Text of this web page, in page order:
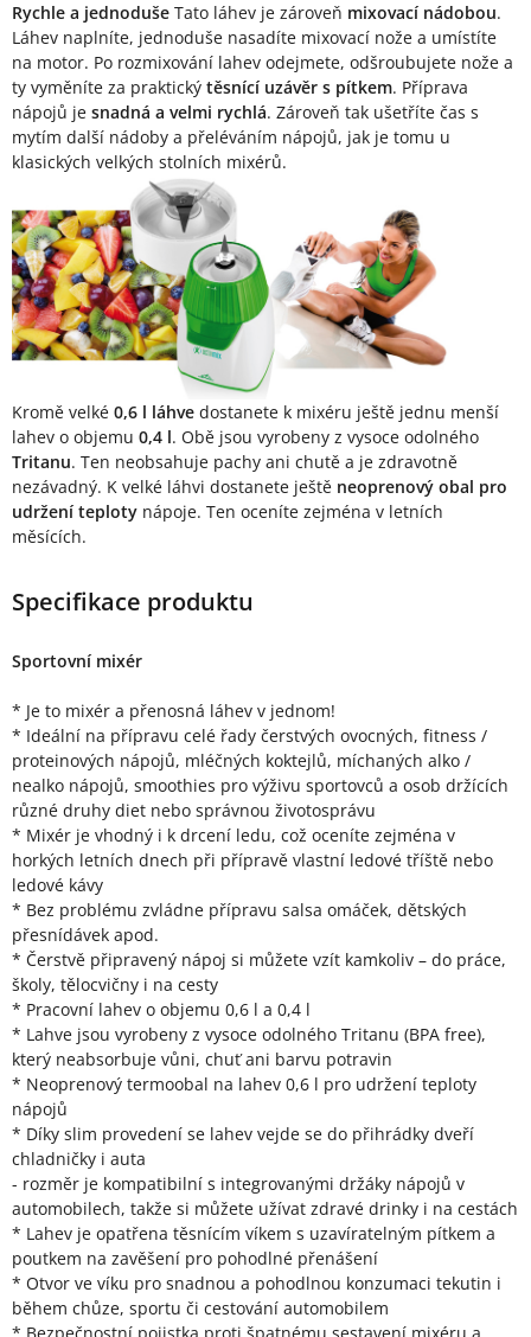
Rychle a jednoduše Tato láhev je zároveň mixovací nádobou.
Láhev naplníte, jednoduše nasadíte mixovací nože a umístíte
na motor. Po rozmixování lahev odejmete, odšroubujete nože a
ty vyměníte za praktický těsnící uzávěr s pítkem. Příprava
nápojů je snadná a velmi rychlá. Zároveň tak ušetříte čas s
mytím další nádoby a přeléváním nápojů, jak je tomu u
klasických velkých stolních mixérů.
Kromě velké 0,6 l láhve dostanete k mixéru ještě jednu menší
lahev o objemu 0,4 l. Obě jsou vyrobeny z vysoce odolného
Tritanu. Ten neobsahuje pachy ani chutě a je zdravotně
nezávadný. K velké láhvi dostanete ještě neoprenový obal pro
udržení teploty nápoje. Ten oceníte zejména v letních
měsících.
Specifikace produktu
Sportovní mixér
* Je to mixér a přenosná láhev v jednom!
* Ideální na přípravu celé řady čerstvých ovocných, fitness /
proteinových nápojů, mléčných koktejlů, míchaných alko /
nealko nápojů, smoothies pro výživu sportovců a osob držících
různé druhy diet nebo správnou životosprávu
* Mixér je vhodný i k drcení ledu, což oceníte zejména v
horkých letních dnech při přípravě vlastní ledové tříště nebo
ledové kávy
* Bez problému zvládne přípravu salsa omáček, dětských
přesnídávek apod.
* Čerstvě připravený nápoj si můžete vzít kamkoliv – do práce,
školy, tělocvičny i na cesty
* Pracovní lahev o objemu 0,6 l a 0,4 l
* Lahve jsou vyrobeny z vysoce odolného Tritanu (BPA free),
který neabsorbuje vůni, chuť ani barvu potravin
* Neoprenový termoobal na lahev 0,6 l pro udržení teploty
nápojů
* Díky slim provedení se lahev vejde se do přihrádky dveří
chladničky i auta
- rozměr je kompatibilní s integrovanými držáky nápojů v
automobilech, takže si můžete užívat zdravé drinky i na cestách
* Lahev je opatřena těsnícím víkem s uzavíratelným pítkem a
poutkem na zavěšení pro pohodlné přenášení
* Otvor ve víku pro snadnou a pohodlnou konzumaci tekutin i
během chůze, sportu či cestování automobilem